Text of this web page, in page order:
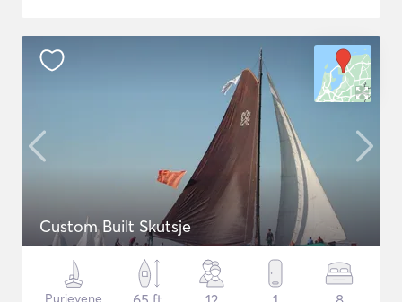
Custom Built Skutsje
Purjevene